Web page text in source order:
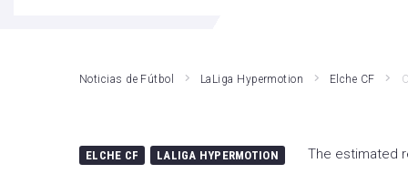
Noticias de Fútbol LaLiga Hypermotion Elche CF
ELCHE CF LALIGA HYPERMOTION The estimated